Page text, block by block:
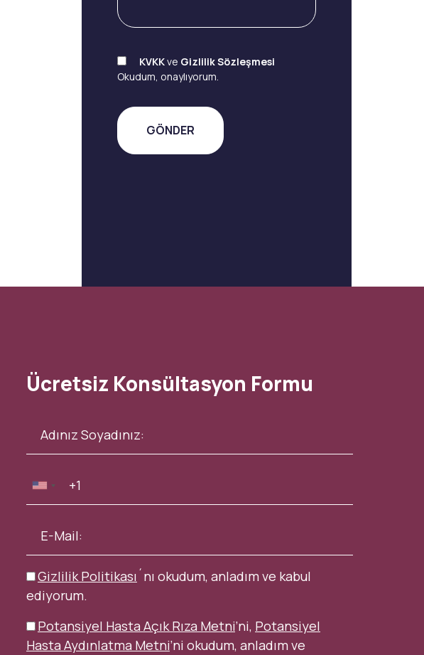
KVKKve Gizlilik Sözleşmesi
Okudum, onaylıyorum.
Ücretsiz Konsültasyon Formu
Gizlilik Politikası ´nı okudum, anladım ve kabul
ediyorum.
Potansiyel Hasta Açık Rıza Metni’ni, Potansiyel
Hasta Aydınlatma Metni’ni okudum, anladım ve